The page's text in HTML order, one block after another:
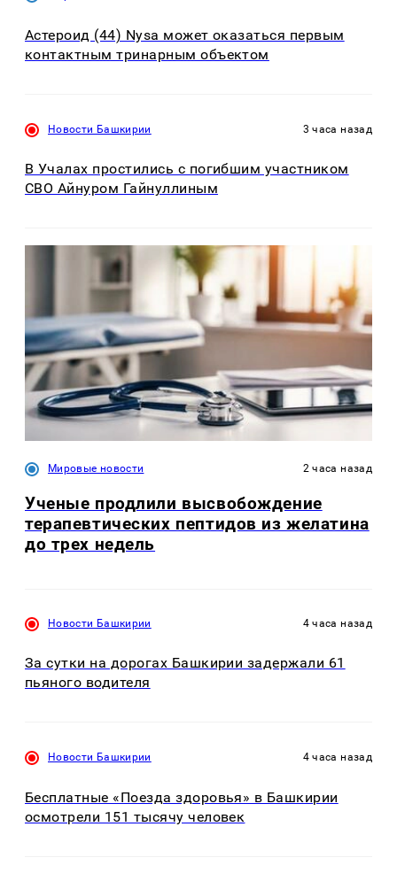
Астероид (44) Nysa может оказаться первым
контактным тринарным объектом
Новости Башкирии 3 часа назад
В Учалах простились с погибшим участником
СВО Айнуром Гайнуллиным
Мировые новости 2 часа назад
Ученые продлили высвобождение
терапевтических пептидов из желатина
до трех недель
Новости Башкирии 4 часа назад
За сутки на дорогах Башкирии задержали 61
пьяного водителя
Новости Башкирии 4 часа назад
Бесплатные «Поезда здоровья» в Башкирии
осмотрели 151 тысячу человек